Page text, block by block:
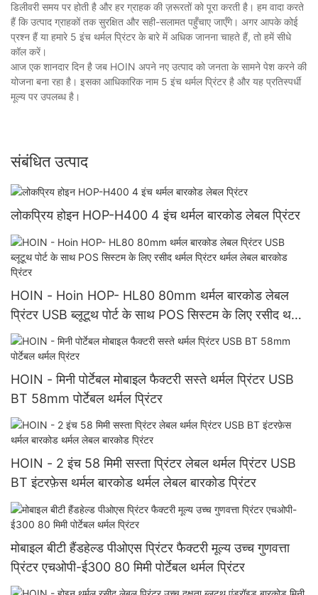
डिलीवरी समय पर होती है और हर ग्राहक की ज़रूरतों को पूरा करती है। हम वादा करते
हैं कि उत्पाद ग्राहकों तक सुरक्षित और सही-सलामत पहुँचाए जाएँगे। अगर आपके कोई
प्रश्न हैं या हमारे 5 इंच थर्मल प्रिंटर के बारे में अधिक जानना चाहते हैं, तो हमें सीधे
कॉल करें।
आज एक शानदार दिन है जब HOIN अपने नए उत्पाद को जनता के सामने पेश करने की
योजना बना रहा है। इसका आधिकारिक नाम 5 इंच थर्मल प्रिंटर है और यह प्रतिस्पर्धी
मूल्य पर उपलब्ध है।
संबंधित उत्पाद
लोकप्रिय होइन HOP-H400 4 इंच थर्मल बारकोड लेबल प्रिंटर
HOIN - Hoin HOP- HL80 80mm थर्मल बारकोड लेबल
प्रिंटर USB ब्लूटूथ पोर्ट के साथ POS सिस्टम के लिए रसीद थर्मल
प्रिंटर थर्मल लेबल बारकोड प्रिंटर
HOIN - मिनी पोर्टेबल मोबाइल फैक्टरी सस्ते थर्मल प्रिंटर USB
BT 58mm पोर्टेबल थर्मल प्रिंटर
HOIN - 2 इंच 58 मिमी सस्ता प्रिंटर लेबल थर्मल प्रिंटर USB
BT इंटरफ़ेस थर्मल बारकोड थर्मल लेबल बारकोड प्रिंटर
मोबाइल बीटी हैंडहेल्ड पीओएस प्रिंटर फैक्टरी मूल्य उच्च गुणवत्ता
प्रिंटर एचओपी-ई300 80 मिमी पोर्टेबल थर्मल प्रिंटर